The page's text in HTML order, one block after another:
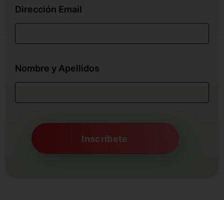
Dirección Email
Nombre y Apellidos